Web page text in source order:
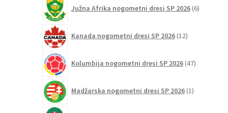
Južna Afrika nogometni dresi SP 2026 6izdelkov
Kanada nogometni dresi SP 2026 12izdelkov
Kolumbija nogometni dresi SP 2026 47izdelkov
Madžarska nogometni dresi SP 2026 1izdelek